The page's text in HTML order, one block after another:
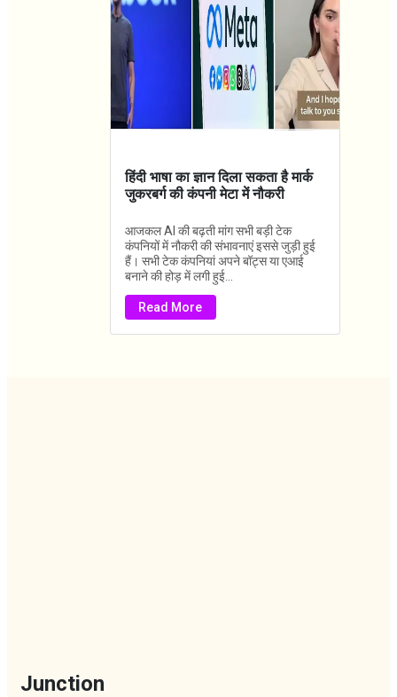
हिंदी भाषा का ज्ञान दिला सकता है मार्क
जुकरबर्ग की कंपनी मेटा में नौकरी
आजकल AI की बढ़ती मांग सभी बड़ी टेक
कंपनियों में नौकरी की संभावनाएं इससे जुड़ी हुई
हैं। सभी टेक कंपनियां अपने बॉट्स या एआई
बनाने की होड़ में लगी हुई...
Read More
Junction